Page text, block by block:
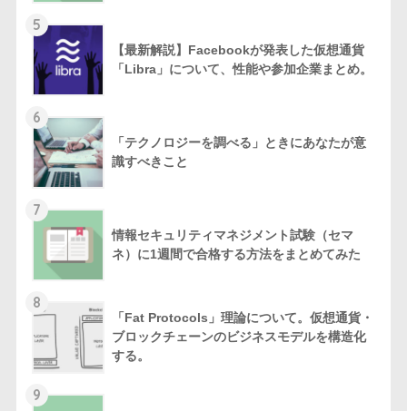
5
【最新解説】Facebookが発表した仮想通貨
「Libra」について、性能や参加企業まとめ。
6
「テクノロジーを調べる」ときにあなたが意
識すべきこと
7
情報セキュリティマネジメント試験（セマ
ネ）に1週間で合格する方法をまとめてみた
8
「Fat Protocols」理論について。仮想通貨・
ブロックチェーンのビジネスモデルを構造化
する。
9